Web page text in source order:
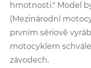
hmotnosti." Model
(Mezinárodní
prvním sériově
motocyklem
závodech.